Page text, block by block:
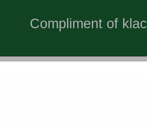
Compliment of